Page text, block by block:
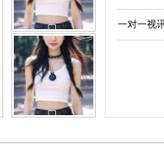
一对一视